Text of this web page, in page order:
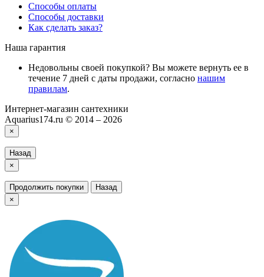
Способы оплаты
Способы доставки
Как сделать заказ?
Наша гарантия
Недовольны своей покупкой? Вы можете вернуть ее в
течение 7 дней с даты продажи, согласно нашим
правилам.
Интернет-магазин сантехники
Aquarius174.ru © 2014 – 2026
×
Назад
×
Продолжить покупки
Назад
×